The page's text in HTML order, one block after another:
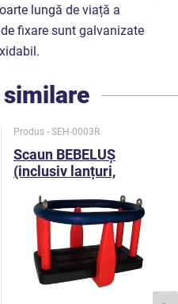
lungă de viață a
fixare sunt galvanizate
similare
Produs - SEH-0003R
Scaun BEBELUȘ
(inclusiv lanțuri,